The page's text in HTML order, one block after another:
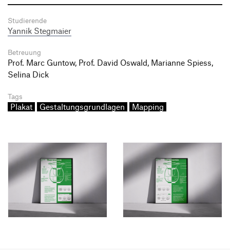
Studierende
Yannik Stegmaier
Betreuung
Prof. Marc Guntow, Prof. David Oswald, Marianne Spiess,
Selina Dick
Tags
Plakat Gestaltungsgrundlagen Mapping